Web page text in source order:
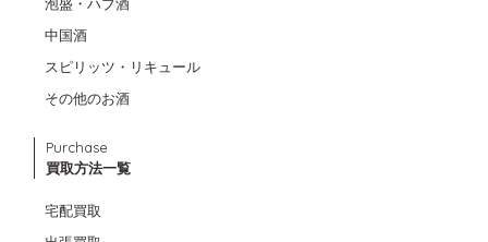
泡盛・ハブ酒
中国酒
スピリッツ・リキュール
その他のお酒
Purchase
買取方法一覧
宅配買取